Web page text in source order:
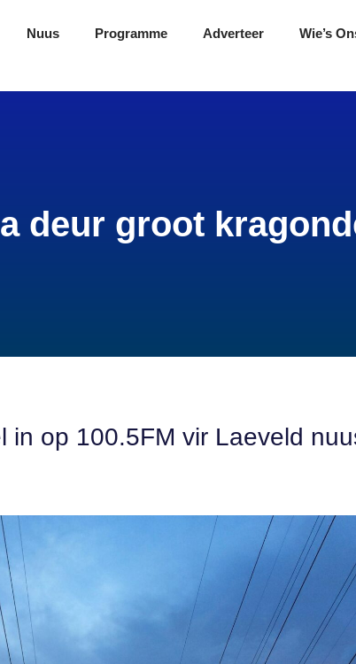
Nuus Programme Adverteer Wie’s
deur groot
in op 100.5FM vir Laeveld